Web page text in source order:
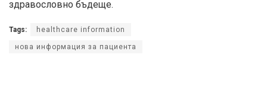
здравословно бъдеще.
Tags: healthcare information
нова информация за пациента